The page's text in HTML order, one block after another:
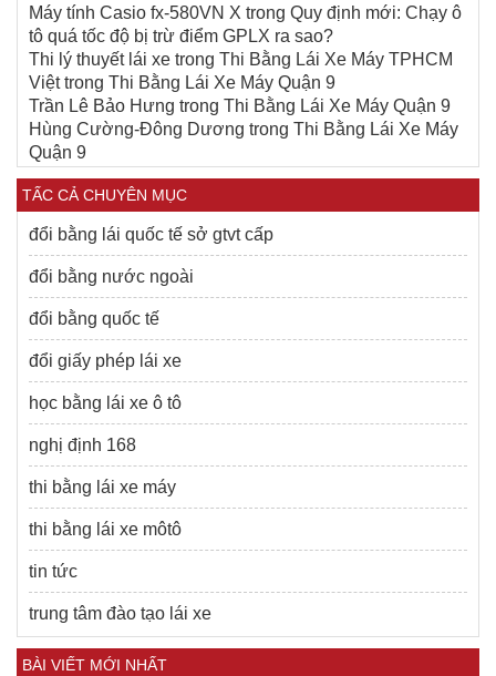
Máy tính Casio fx-580VN X trong Quy định mới: Chạy ô
tô quá tốc độ bị trừ điểm GPLX ra sao?
Thi lý thuyết lái xe trong Thi Bằng Lái Xe Máy TPHCM
Việttrong Thi Bằng Lái Xe Máy Quận 9
Trần Lê Bảo Hưng trong Thi Bằng Lái Xe Máy Quận 9
Hùng Cường-Đông Dương trong Thi Bằng Lái Xe Máy
Quận 9
TẤC CẢ CHUYÊN MỤC
đổi bằng lái quốc tế sở gtvt cấp
đổi bằng nước ngoài
đổi bằng quốc tế
đổi giấy phép lái xe
học bằng lái xe ô tô
nghị định 168
thi bằng lái xe máy
thi bằng lái xe môtô
tin tức
trung tâm đào tạo lái xe
BÀI VIẾT MỚI NHẤT